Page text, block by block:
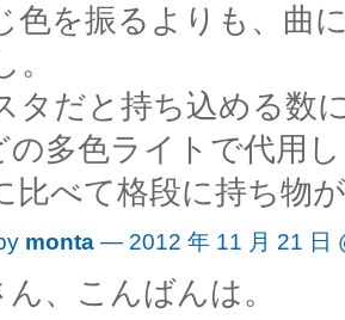
色を振るよりも、曲
タだと持ち込める数
の多色ライトで代用
べて格段に持ち物
monta — 2012 年 11 月 21 日
、こんばんは。